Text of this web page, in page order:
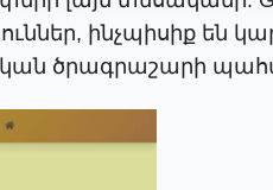
ինչպիսիք են
ծրագրաշարի